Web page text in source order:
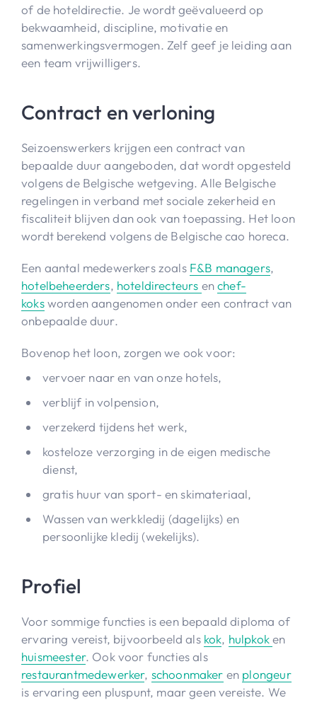
of de hoteldirectie. Je wordt geëvalueerd op
bekwaamheid, discipline, motivatie en
samenwerkingsvermogen. Zelf geef je leiding aan
een team vrijwilligers.
Contract en verloning
Seizoenswerkers krijgen een contract van
bepaalde duur aangeboden, dat wordt opgesteld
volgens de Belgische wetgeving. Alle Belgische
regelingen in verband met sociale zekerheid en
fiscaliteit blijven dan ook van toepassing. Het loon
wordt berekend volgens de Belgische cao horeca.
Een aantal medewerkers zoals F&B managers,
hotelbeheerders, hoteldirecteurs enchef-
koksworden aangenomen onder een contract van
onbepaalde duur.
Bovenop het loon, zorgen we ook voor:
vervoer naar en van onze hotels,
verblijf in volpension,
verzekerd tijdens het werk,
kosteloze verzorging in de eigen medische
dienst,
gratis huur van sport- en skimateriaal,
Wassen van werkkledij (dagelijks) en
persoonlijke kledij (wekelijks).
Profiel
Voor sommige functies is een bepaald diploma of
ervaring vereist, bijvoorbeeld als kok, hulpkoken
huismeester. Ook voor functies als
restaurantmedewerker, schoonmaker en plongeur
is ervaring een pluspunt, maar geen vereiste. We